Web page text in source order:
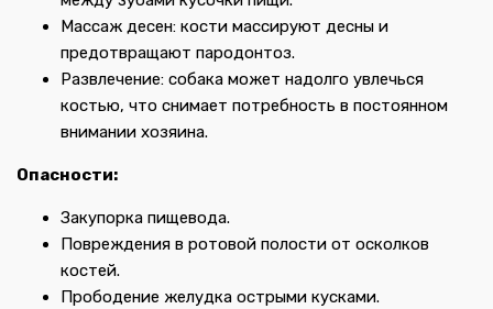
Массаж десен: кости массируют десны и
предотвращают пародонтоз.
Развлечение: собака может надолго увлечься
костью, что снимает потребность в постоянном
внимании хозяина.
Опасности:
Закупорка пищевода.
Повреждения в ротовой полости от осколков
костей.
Прободение желудка острыми кусками.